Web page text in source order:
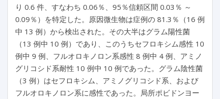
り 0.6 件、すなわち 0.06％、95％信頼区間 0.03％ ～
0.09％）を特定した。原因微生物は症例の 81.3％（16 例
中 13 例）から検出された。その大半はグラム陽性菌
（13 例中 10 例）であり、このうちセフロキシム感性 10
例中 9 例、フルオロキノロン系感性 8 例中 4 例、アミノ
グリコシド系耐性 10 例中 10 例であった。グラム陰性菌
（3 例）はセフロキシム、アミノグリコシド系、および
フルオロキノロン系に感性であった。局所ポビドンヨー